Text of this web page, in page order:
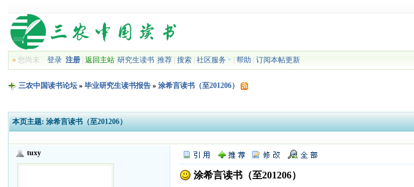
» 您尚未登录 注册 |返回主站 |研究生读书 |推荐 |搜索 |社区服务 |帮助 |订阅本帖更新
三农中国读书论坛 »毕业研究生读书报告 »涂希言读书（至201206）
本页主题: 涂希言读书（至201206）
tuxy
涂希言读书（至201206）